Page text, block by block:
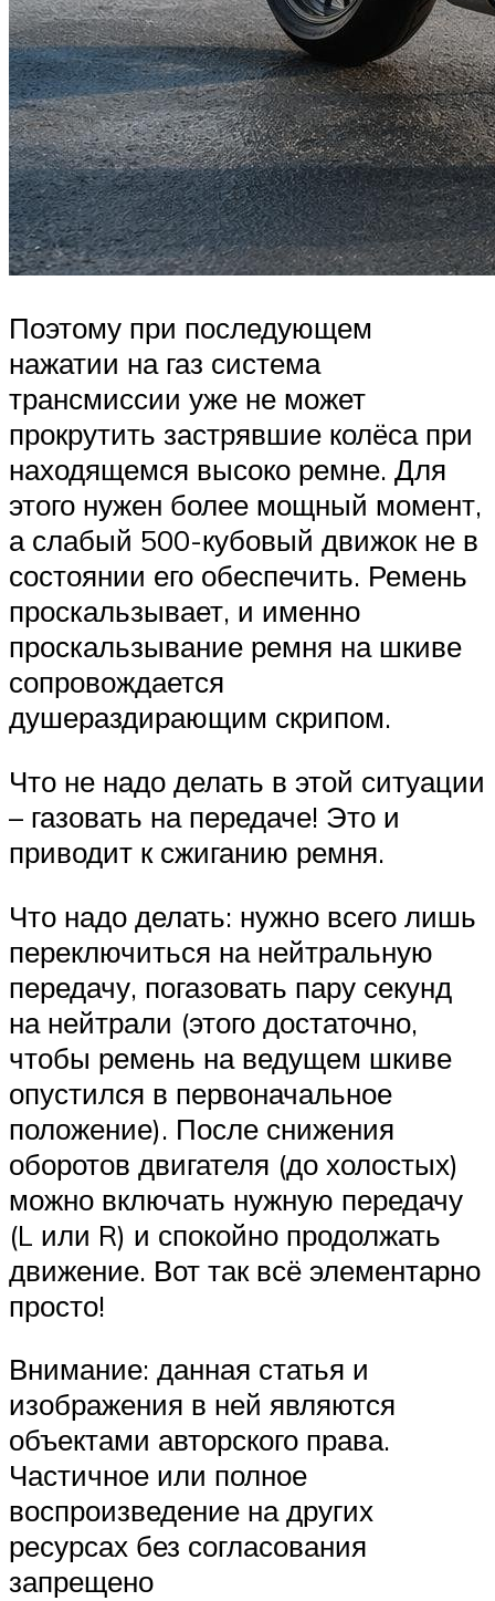
Поэтому при последующем
нажатии на газ система
трансмиссии уже не может
прокрутить застрявшие колёса при
находящемся высоко ремне. Для
этого нужен более мощный момент,
а слабый 500-кубовый движок не в
состоянии его обеспечить. Ремень
проскальзывает, и именно
проскальзывание ремня на шкиве
сопровождается
душераздирающим скрипом.
Что не надо делать в этой ситуации
– газовать на передаче! Это и
приводит к сжиганию ремня.
Что надо делать: нужно всего лишь
переключиться на нейтральную
передачу, погазовать пару секунд
на нейтрали (этого достаточно,
чтобы ремень на ведущем шкиве
опустился в первоначальное
положение). После снижения
оборотов двигателя (до холостых)
можно включать нужную передачу
(L или R) и спокойно продолжать
движение. Вот так всё элементарно
просто!
Внимание: данная статья и
изображения в ней являются
объектами авторского права.
Частичное или полное
воспроизведение на других
ресурсах без согласования
запрещено